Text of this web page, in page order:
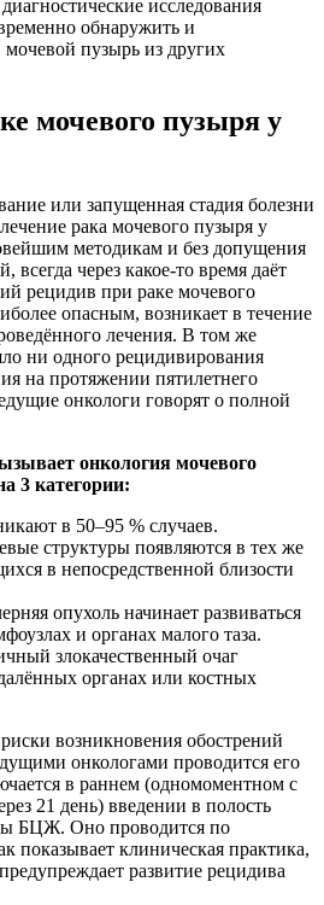
исследования
обнаружить и
мочевой пузырь из других
мочевого пузыря у
или запущенная стадия болезни
рака мочевого пузыря у
методикам и без допущения
всегда через какое-то время даёт
рецидив при раке мочевого
опасным, возникает в течение
лечения. В том же
ни одного рецидивирования
на протяжении пятилетнего
онкологи говорят о полной
онкология мочевого
3 категории:
в 50–95 % случаев.
структуры появляются в тех же
в непосредственной близости
опухоль начинает развиваться
и органах малого таза.
злокачественный очаг
органах или костных
возникновения обострений
онкологами проводится его
в раннем (одномоментном с
21 день) введении в полость
БЦЖ. Оно проводится по
показывает клиническая практика,
развитие рецидива